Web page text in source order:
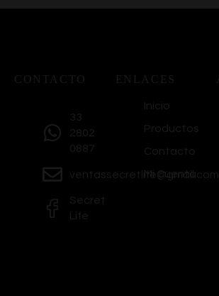
CONTACTO
33
2802
0887
ventassecretlife@gmail.com
Secret
Life
ENLACES
Inicio
Productos
Contacto
Mi Cuenta